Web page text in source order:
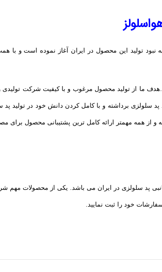
های سلولزی با توجه به نبود تولید این محصول در ایران
سلولزی برداشته و با کامل کردن دانش خود در تولید
و از همه مهمتر ارائه کامل ترین پشتیبانی محصول برای
پد سلولزی در ایران می باشد. یکی از محصولات
خود را ثبت نمایید.